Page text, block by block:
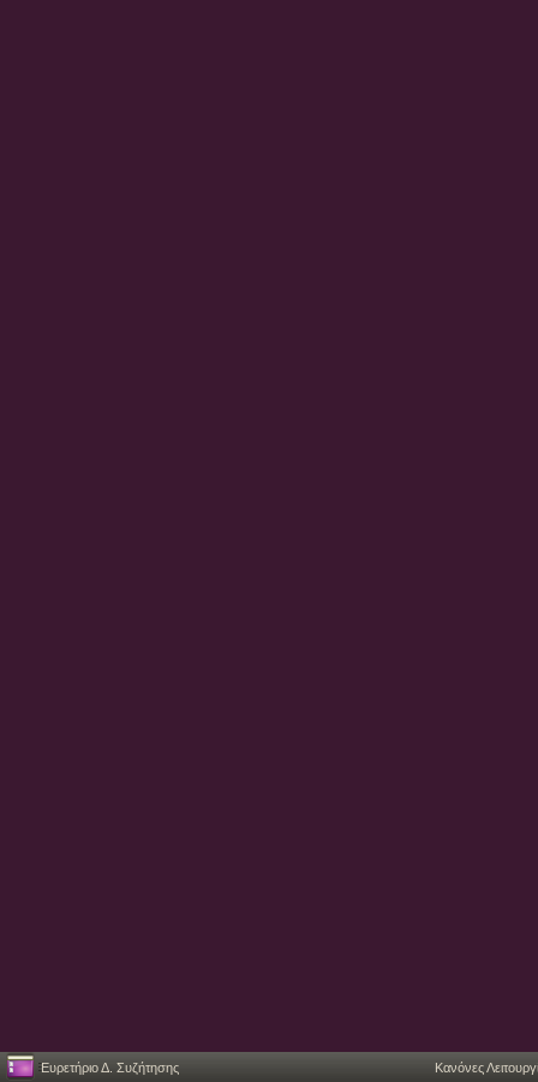
Ευρετήριο Δ. Συζήτησης Κανόνες